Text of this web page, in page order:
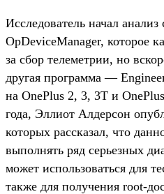
Исследователь начал
OpDeviceManager, которое
за сбор телеметрии, но
другая программа —
на OnePlus 2, 3, 3T и
года, Эллиот Алдерсон
которых рассказал, что
выполнять ряд серьезных
может использоваться для
также для получения root-